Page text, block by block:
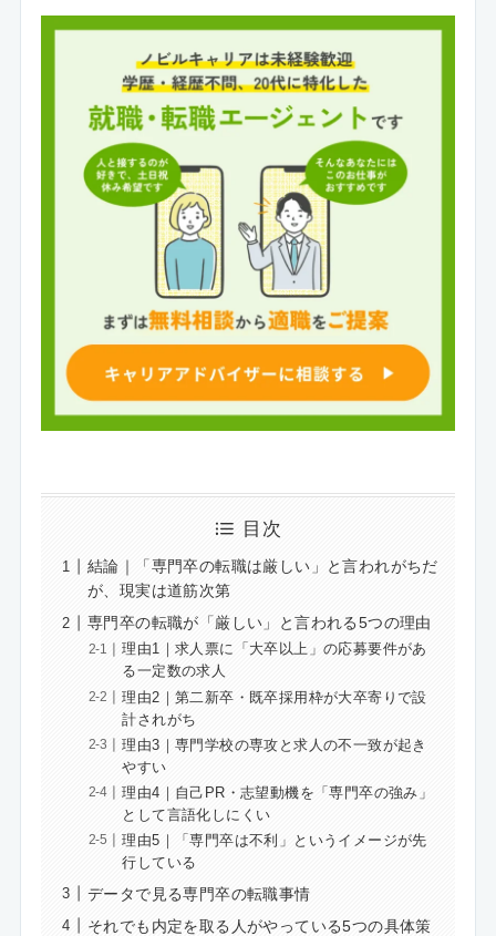
目次
結論｜「専門卒の転職は厳しい」と言われがちだ
が、現実は道筋次第
専門卒の転職が「厳しい」と言われる5つの理由
理由1｜求人票に「大卒以上」の応募要件があ
る一定数の求人
理由2｜第二新卒・既卒採用枠が大卒寄りで設
計されがち
理由3｜専門学校の専攻と求人の不一致が起き
やすい
理由4｜自己PR・志望動機を「専門卒の強み」
として言語化しにくい
理由5｜「専門卒は不利」というイメージが先
行している
データで見る専門卒の転職事情
それでも内定を取る人がやっている5つの具体策